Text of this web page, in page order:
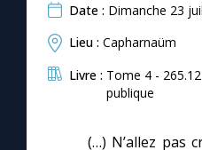
Date : Dimanche 23
Lieu : Capharnaüm
Livre : Tome 4 -
publique
(…) N’allez pas